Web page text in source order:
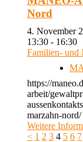
Nord
4. November
13:30 - 16:30
Familien- und
https://
arbeit/
marzahn-nord/
Weitere
< 1 2 3 4 5 6 7